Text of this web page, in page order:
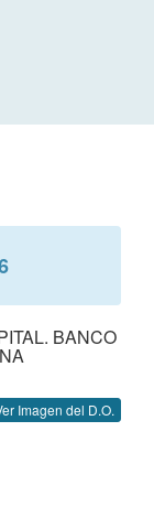
BANCO
Imagen del D.O.